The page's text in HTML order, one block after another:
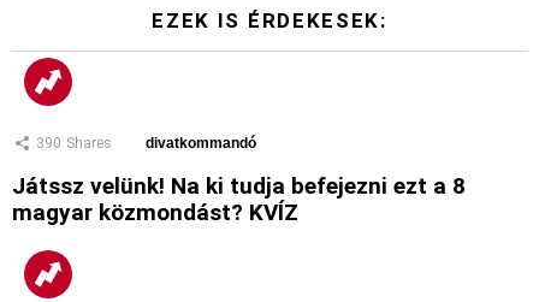
EZEK IS ÉRDEKESEK:
390 Shares divatkommandó
Játssz velünk! Na ki tudja befejezni ezt a 8
magyar közmondást? KVÍZ